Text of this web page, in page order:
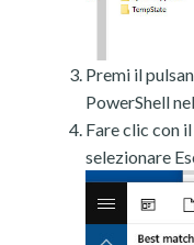
Premi il
PowerShell
Fare clic con
selezionare